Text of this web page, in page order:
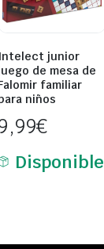
Intelect junior
de mesa de
familiar
niños
€
Disponible